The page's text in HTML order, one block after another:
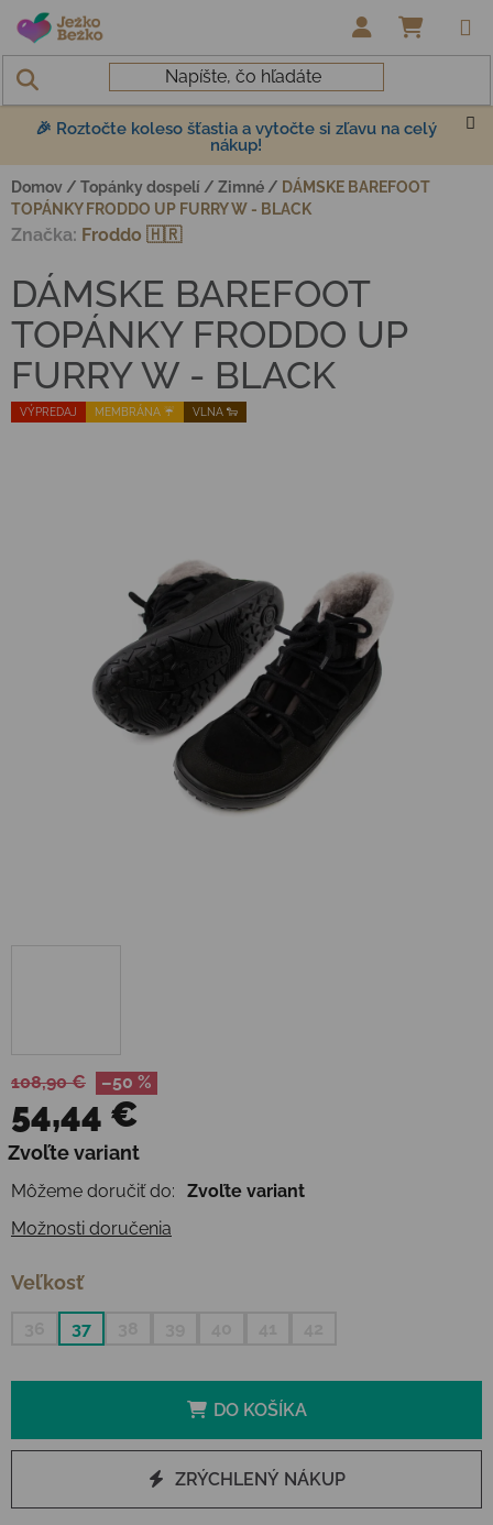
Prejsť na obsah
🎉 Roztočte koleso šťastia a vytočte si zľavu na celý
nákup!
Domov / Topánky dospelí / Zimné / DÁMSKE BAREFOOT
TOPÁNKY FRODDO UP FURRY W - BLACK
108,90 € –50 %
54,44 €
Jednotková cena:
Zvoľte variant
Môžeme doručiť do:
Zvoľte variant
Možnosti doručenia
Veľkosť
37
DO KOŠÍKA
ZRÝCHLENÝ NÁKUP
VÝPREDAJ MEMBRÁNA ☔️ VLNA 🐑
DÁMSKE BAREFOOT
TOPÁNKY FRODDO UP
FURRY W - BLACK
Značka: Froddo 🇭🇷